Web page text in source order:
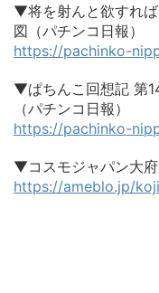
▼将を射んと欲すれ
図（パチンコ日報）
https://pachinko-
▼ぱちんこ回想記 第
（パチンコ日報）
https://pachinko-
▼コスモジャパン大府
https://ameblo.jp/